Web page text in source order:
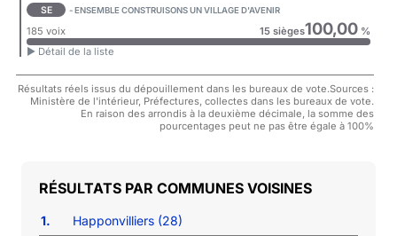
SE - ENSEMBLE CONSTRUISONS UN VILLAGE D'AVENIR
185 voix 15 sièges100,00%
► Détail de la liste
Résultats réels issus du dépouillement dans les bureaux de vote.Sources :
Ministère de l'intérieur, Préfectures, collectes dans les bureaux de vote.
En raison des arrondis à la deuxième décimale, la somme des
pourcentages peut ne pas être égale à 100%
COMMUNES VOISINES
1.
Happonvilliers (28)